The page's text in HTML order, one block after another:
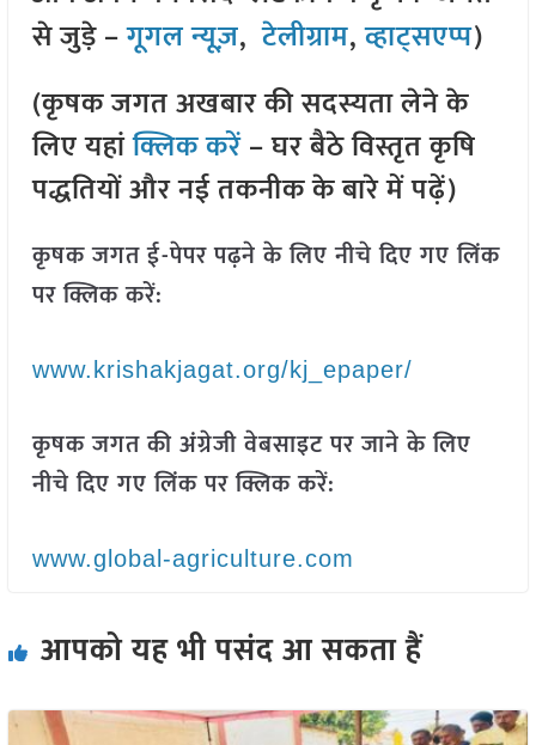
से जुड़े –गूगल न्यूज़,टेलीग्राम,व्हाट्सएप्प)
(कृषक जगत अखबार की सदस्यता लेने के
लिए यहांक्लिक करें– घर बैठे विस्तृत कृषि
पद्धतियों और नई तकनीक के बारे में पढ़ें)
कृषक जगत ई-पेपर पढ़ने के लिए नीचे दिए गए लिंक
पर क्लिक करें:
www.krishakjagat.org/kj_epaper/
कृषक जगत की अंग्रेजी वेबसाइट पर जाने के लिए
नीचे दिए गए लिंक पर क्लिक करें:
www.global-agriculture.com
आपको यह भी पसंद आ सकता हैं